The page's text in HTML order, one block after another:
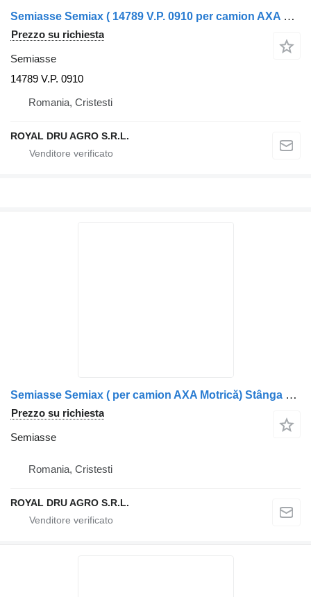
Semiasse Semiax ( 14789 V.P. 0910 per camion AXA motrică) stânga Scania 1371672
Prezzo su richiesta
Semiasse
14789 V.P. 0910
Romania, Cristesti
ROYAL DRU AGRO S.R.L.
Semiasse Semiax ( per camion AXA Motrică) Stânga Volvo 20732973
Prezzo su richiesta
Semiasse
Romania, Cristesti
ROYAL DRU AGRO S.R.L.